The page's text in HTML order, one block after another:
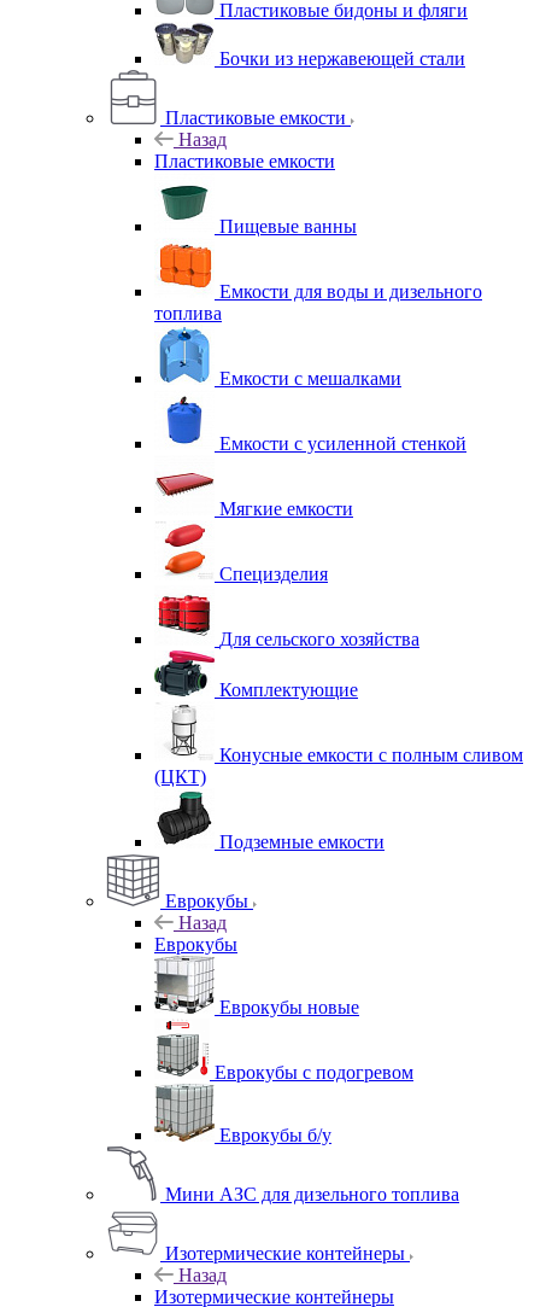
Пластиковые бидоны и фляги
Бочки из нержавеющей стали
Пластиковые емкости
Назад
Пластиковые емкости
Пищевые ванны
Емкости для воды и дизельного
топлива
Емкости с мешалками
Емкости с усиленной стенкой
Мягкие емкости
Специзделия
Для сельского хозяйства
Комплектующие
Конусные емкости с полным сливом
(ЦКТ)
Подземные емкости
Еврокубы
Назад
Еврокубы
Еврокубы новые
Еврокубы с подогревом
Еврокубы б/у
Мини АЗС для дизельного топлива
Изотермические контейнеры
Назад
Изотермические контейнеры